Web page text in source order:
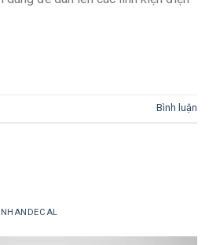
Bình luận